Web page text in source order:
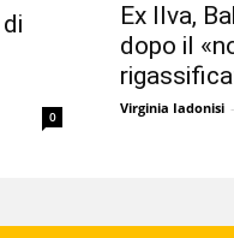
0
Ex Ilva,
dopo il
Virginia Iadonisi -